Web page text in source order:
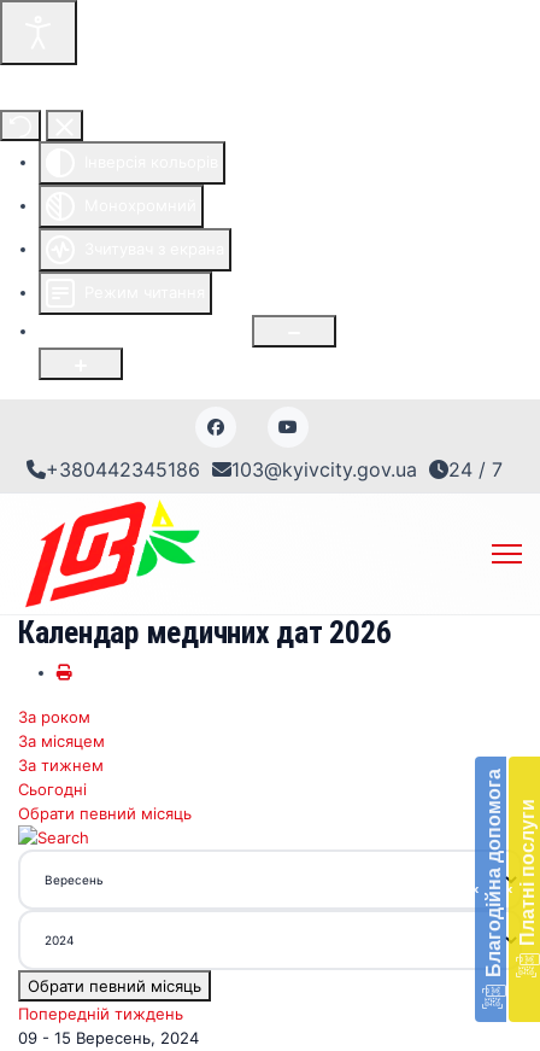
+380442345186 103@kyivcity.gov.ua 24 / 7
‹ Благодійна допомогав
‹ Платні послуги
Календар медичних дат 2026
За роком
За місяцем
За тижнем
Сьогодні
Обрати певний місяць
Обрати певний місяць
Попередній тиждень
09 - 15 Вересень, 2024